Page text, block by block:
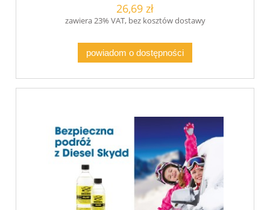
26,69 zł
zawiera 23% VAT, bez kosztów dostawy
powiadom o dostępności